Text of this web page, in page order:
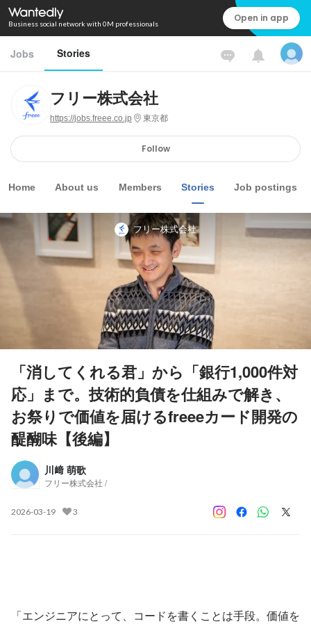
Business social network with 0M professionals Open in app
Jobs Stories
フリー株式会社
https://jobs.freee.co.jp 東京都
Follow
Home About us Members Stories Job postings
フリー株式会社
「消してくれる君」から「銀行1,000件対
応」まで。技術的負債を仕組みで解き、
お祭りで価値を届けるfreeeカード開発の
醍醐味【後編】
川﨑 萌歌
フリー株式会社 /
2026-03-19 3
「エンジニアにとって、コードを書くことは手段。価値を